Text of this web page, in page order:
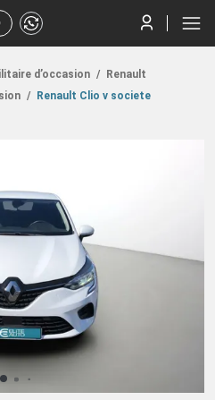
d’occasion /
Renault
/
Renault Clio v societe